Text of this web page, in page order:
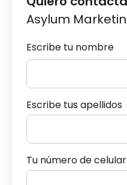
Asylum
Escribe tu nombre
Escribe tus apellidos
Tu número de celular